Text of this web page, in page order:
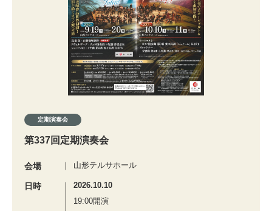
定期演奏会
第337回定期演奏会
会場 山形テルサホール
日時
2026.10.10
19:00開演